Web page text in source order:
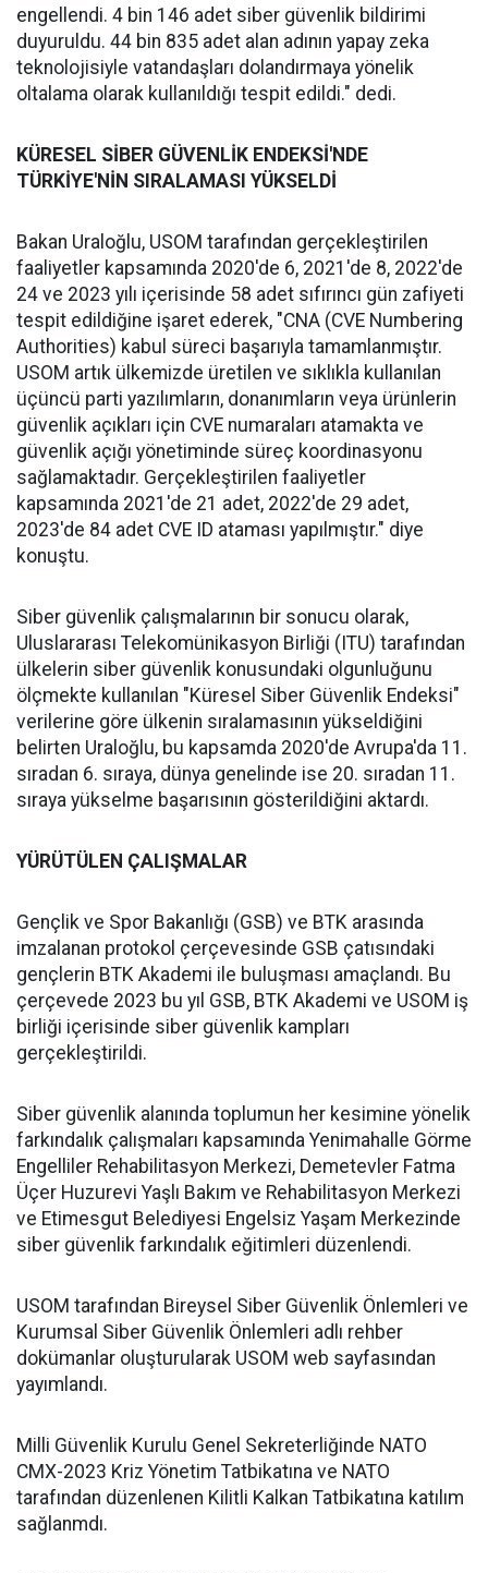
engellendi. 4 bin 146 adet siber güvenlik bildirimi
duyuruldu. 44 bin 835 adet alan adının yapay zeka
teknolojisiyle vatandaşları dolandırmaya yönelik
oltalama olarak kullanıldığı tespit edildi." dedi.
KÜRESEL SİBER GÜVENLİK ENDEKSİ'NDE
TÜRKİYE'NİN SIRALAMASI YÜKSELDİ
Bakan Uraloğlu, USOM tarafından gerçekleştirilen
faaliyetler kapsamında 2020'de 6, 2021'de 8, 2022'de
24 ve 2023 yılı içerisinde 58 adet sıfırıncı gün zafiyeti
tespit edildiğine işaret ederek, "CNA (CVE Numbering
Authorities) kabul süreci başarıyla tamamlanmıştır.
USOM artık ülkemizde üretilen ve sıklıkla kullanılan
üçüncü parti yazılımların, donanımların veya ürünlerin
güvenlik açıkları için CVE numaraları atamakta ve
güvenlik açığı yönetiminde süreç koordinasyonu
sağlamaktadır. Gerçekleştirilen faaliyetler
kapsamında 2021'de 21 adet, 2022'de 29 adet,
2023'de 84 adet CVE ID ataması yapılmıştır." diye
konuştu.
Siber güvenlik çalışmalarının bir sonucu olarak,
Uluslararası Telekomünikasyon Birliği (ITU) tarafından
ülkelerin siber güvenlik konusundaki olgunluğunu
ölçmekte kullanılan "Küresel Siber Güvenlik Endeksi"
verilerine göre ülkenin sıralamasının yükseldiğini
belirten Uraloğlu, bu kapsamda 2020'de Avrupa'da 11.
sıradan 6. sıraya, dünya genelinde ise 20. sıradan 11.
sıraya yükselme başarısının gösterildiğini aktardı.
YÜRÜTÜLEN ÇALIŞMALAR
Gençlik ve Spor Bakanlığı (GSB) ve BTK arasında
imzalanan protokol çerçevesinde GSB çatısındaki
gençlerin BTK Akademi ile buluşması amaçlandı. Bu
çerçevede 2023 bu yıl GSB, BTK Akademi ve USOM iş
birliği içerisinde siber güvenlik kampları
gerçekleştirildi.
Siber güvenlik alanında toplumun her kesimine yönelik
farkındalık çalışmaları kapsamında Yenimahalle Görme
Engelliler Rehabilitasyon Merkezi, Demetevler Fatma
Üçer Huzurevi Yaşlı Bakım ve Rehabilitasyon Merkezi
ve Etimesgut Belediyesi Engelsiz Yaşam Merkezinde
siber güvenlik farkındalık eğitimleri düzenlendi.
USOM tarafından Bireysel Siber Güvenlik Önlemleri ve
Kurumsal Siber Güvenlik Önlemleri adlı rehber
dokümanlar oluşturularak USOM web sayfasından
yayımlandı.
Milli Güvenlik Kurulu Genel Sekreterliğinde NATO
CMX-2023 Kriz Yönetim Tatbikatına ve NATO
tarafından düzenlenen Kilitli Kalkan Tatbikatına katılım
sağlanmdı.